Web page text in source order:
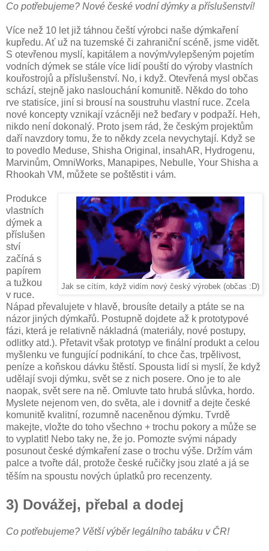
Co potřebujeme? Nové české vodní dýmky a příslušenství!
Více než 10 let již táhnou čeští výrobci naše dýmkaření
kupředu. Ať už na tuzemské či zahraniční scéně, jsme vidět.
S otevřenou myslí, kapitálem a novým/vylepšeným pojetím
vodních dýmek se stále více lidí pouští do výroby vlastních
kouřostrojů a příslušenství. No, i když. Otevřená mysl občas
schází, stejně jako naslouchání komunitě. Někdo do toho
rve statisíce, jiní si brousí na soustruhu vlastní ruce. Zcela
nové koncepty vznikají vzácněji než beďary v podpaží. Heh,
nikdo není dokonalý. Proto jsem rád, že českým projektům
daří navzdory tomu, že to někdy zcela nevychytají. Když se
to povedlo Meduse, Shisha Original, insahAR, Hydrogenu,
Marvinům, OmniWorks, Manapipes, Nebulle, Your Shisha a
Rhookah VM, můžete se poštěstit i vám.
Jak se cítím, když vidím nový český výrobek (občas :D)
Produkce
vlastních
dýmek a
příslušen
ství
začíná s
papírem
a tužkou
v ruce.
Nápad převalujete v hlavě, brousíte detaily a ptáte se na
názor jiných dýmkařů. Postupně dojdete až k prototypové
fázi, která je relativně nákladná (materiály, nové postupy,
odlitky atd.). Přetavit však prototyp ve finální produkt a celou
myšlenku ve fungující podnikání, to chce čas, trpělivost,
peníze a koňskou dávku štěstí. Spousta lidí si myslí, že když
udělají svoji dýmku, svět se z nich posere. Ono je to ale
naopak, svět sere na ně. Omluvte tato hrubá slůvka, hordo.
Myslete nejenom ven, do světa, ale i dovnitř a dejte české
komunitě kvalitní, rozumně naceněnou dýmku. Tvrdě
makejte, vložte do toho všechno + trochu pokory a může se
to vyplatit! Nebo taky ne, že jo. Pomozte svými nápady
posunout české dýmkaření zase o trochu výše. Držím vám
palce a tvořte dál, protože české ručičky jsou zlaté a já se
těším na spoustu nových úplatků pro recenzenty.
3) Dovážej, přebal a dodej
Co potřebujeme? Větší výběr legálního tabáku v ČR!